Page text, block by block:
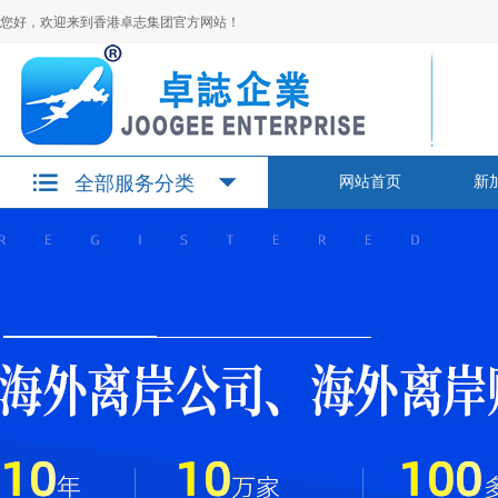
您好，欢迎来到香港卓志集团官方网站！
全部服务分类 网站首页 新